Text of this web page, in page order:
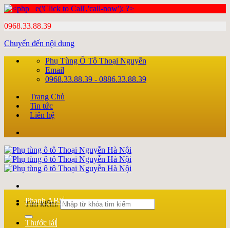
0968.33.88.39
Chuyển đến nội dung
Phụ Tùng Ô Tô Thoại Nguyễn
Email
0968.33.88.39 - 0886.33.88.39
Trang Chủ
Tin tức
Liên hệ
Tìm kiếm:
Phanh ABS
Thước lái